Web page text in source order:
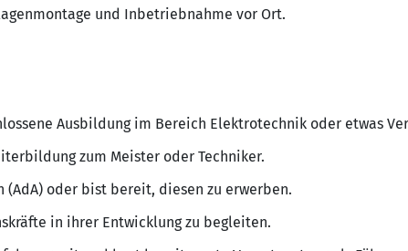
und Inbetriebnahme vor Ort.
Ausbildung im Bereich Elektrotechnik oder etwas
zum Meister oder Techniker.
oder bist bereit, diesen zu erwerben.
in ihrer Entwicklung zu begleiten.